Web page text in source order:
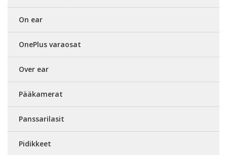
On ear
OnePlus varaosat
Over ear
Pääkamerat
Panssarilasit
Pidikkeet